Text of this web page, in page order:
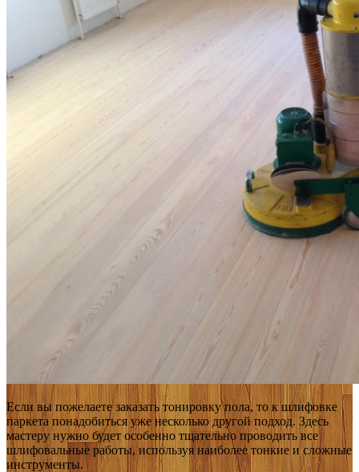
Если вы пожелаете заказать тонировку пола, то к шлифовке
паркета понадобиться уже несколько другой подход. Здесь
мастеру нужно будет особенно тщательно проводить все
шлифовальные работы, используя наиболее тонкие и сложные
инструменты.